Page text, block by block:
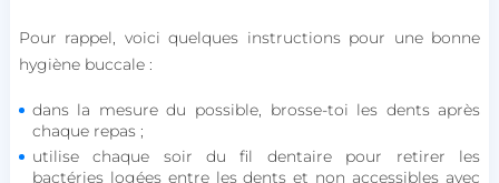
Pour rappel, voici quelques instructions pour une bonne
hygiène buccale :
dans la mesure du possible, brosse-toi les dents après
chaque repas ;
utilise chaque soir du fil dentaire pour retirer les
bactéries logées entre les dents et non accessibles avec